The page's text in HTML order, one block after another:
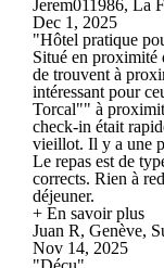
Jerem011986, La
Dec 1, 2025
"Hôtel pratique
Situé en proximité
de trouvent à
intéressant pour
Torcal"" à
check-in était
vieillot. Il y a une
Le repas est de
corrects. Rien à
déjeuner.
+ En savoir plus
Juan R, Genève,
Nov 14, 2025